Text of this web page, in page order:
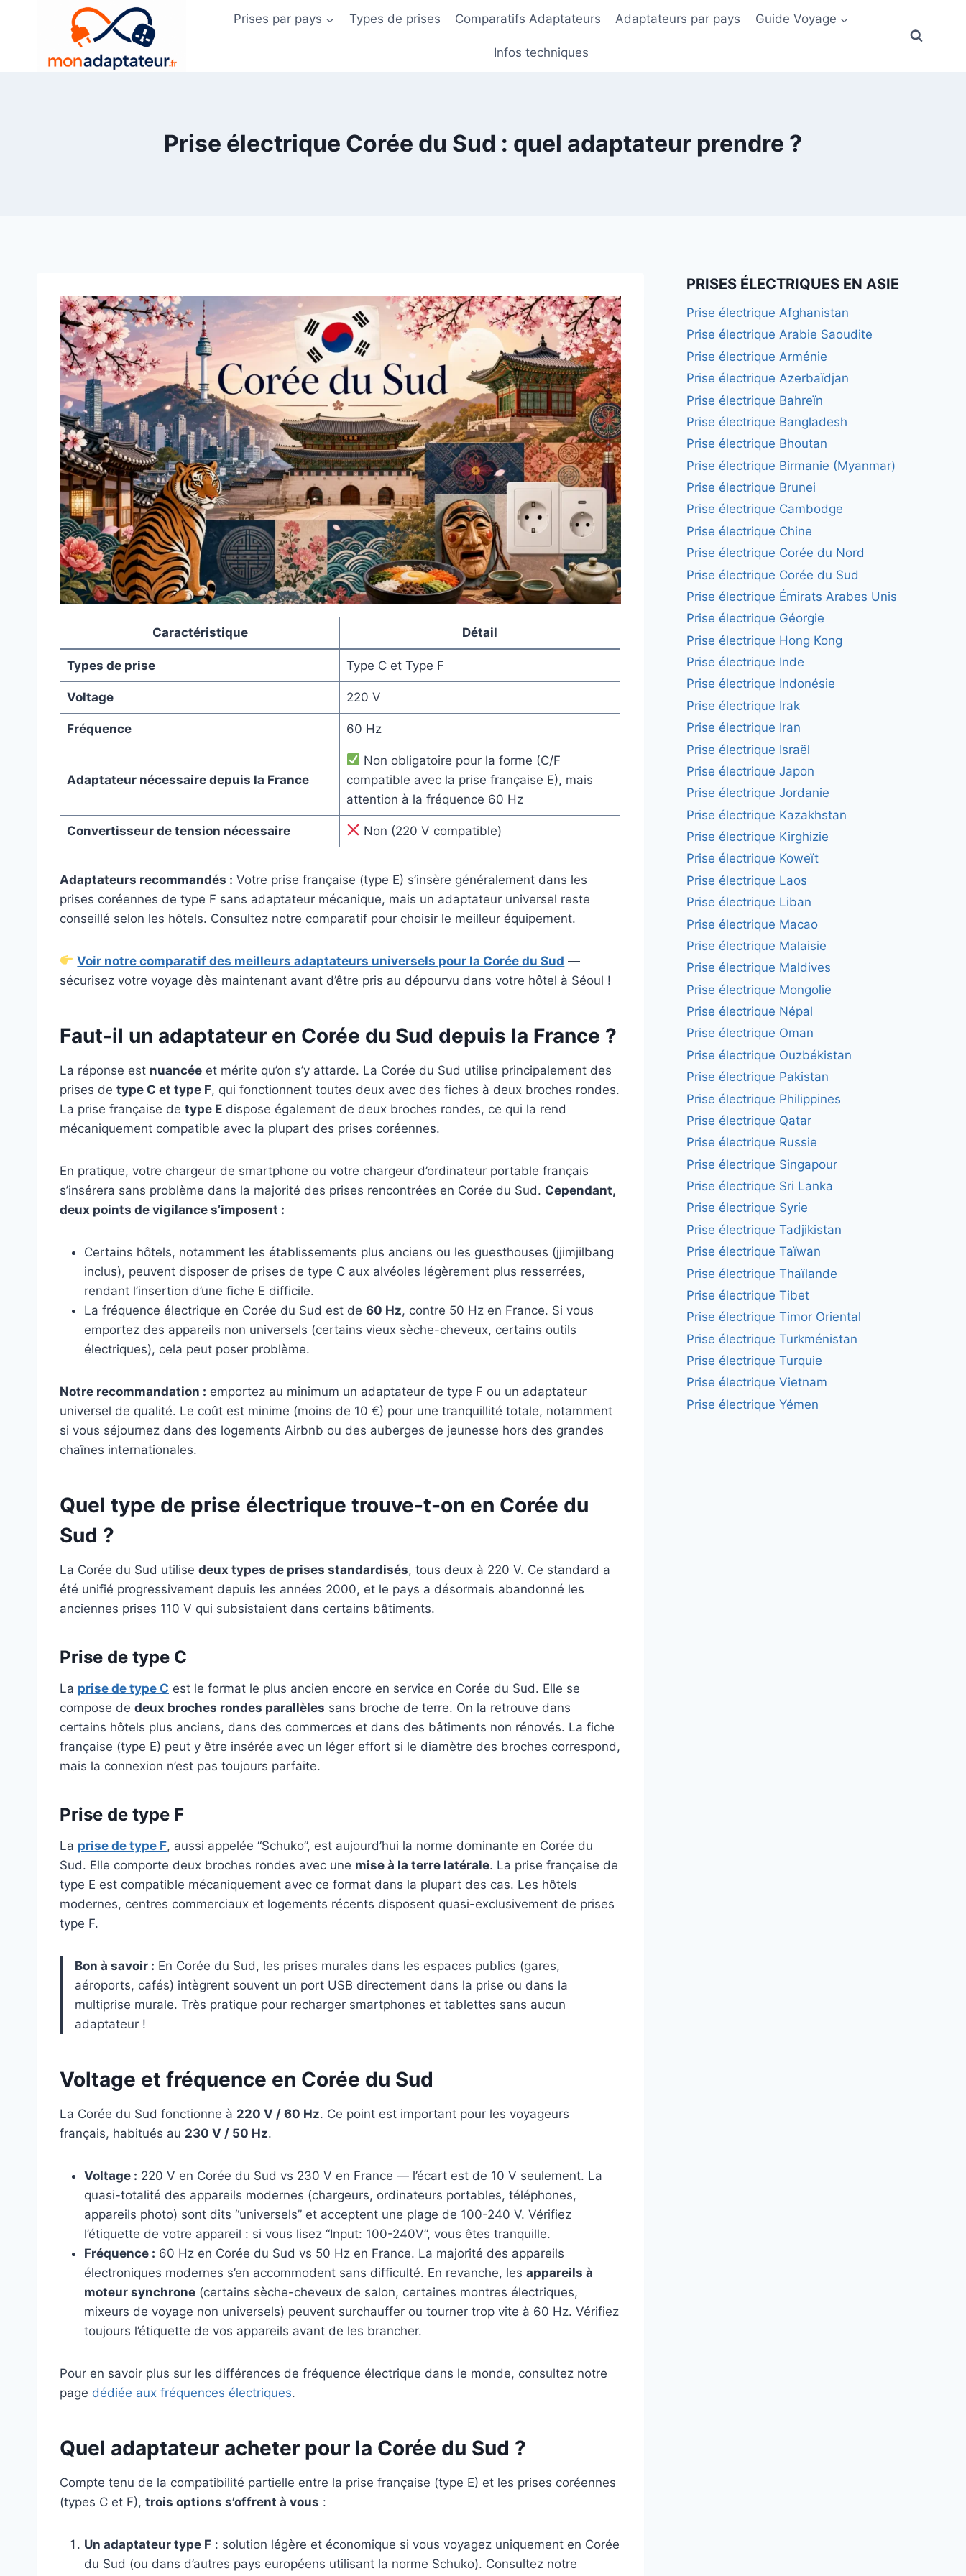
Prises par pays Types de prises Comparatifs Adaptateurs Adaptateurs par pays Guide Voyage
Infos techniques
Prise électrique Corée du Sud : quel adaptateur prendre ?
Caractéristique Détail
Types de prise Type C et Type F
Voltage 220 V
Fréquence 60 Hz
Adaptateur nécessaire depuis la France
Non obligatoire pour la forme (C/F
compatible avec la prise française E), mais
attention à la fréquence 60 Hz
Convertisseur de tension nécessaire Non (220 V compatible)
Adaptateurs recommandés : Votre prise française (type E) s’insère généralement dans les
prises coréennes de type F sans adaptateur mécanique, mais un adaptateur universel reste
conseillé selon les hôtels. Consultez notre comparatif pour choisir le meilleur équipement.
Voir notre comparatif des meilleurs adaptateurs universels pour la Corée du Sud —
sécurisez votre voyage dès maintenant avant d’être pris au dépourvu dans votre hôtel à Séoul !
Faut-il un adaptateur en Corée du Sud depuis la France ?
La réponse est nuancée et mérite qu’on s’y attarde. La Corée du Sud utilise principalement des
prises de type C et type F, qui fonctionnent toutes deux avec des fiches à deux broches rondes.
La prise française de type E dispose également de deux broches rondes, ce qui la rend
mécaniquement compatible avec la plupart des prises coréennes.
En pratique, votre chargeur de smartphone ou votre chargeur d’ordinateur portable français
s’insérera sans problème dans la majorité des prises rencontrées en Corée du Sud. Cependant,
deux points de vigilance s’imposent :
Certains hôtels, notamment les établissements plus anciens ou les guesthouses (jjimjilbang
inclus), peuvent disposer de prises de type C aux alvéoles légèrement plus resserrées,
rendant l’insertion d’une fiche E difficile.
La fréquence électrique en Corée du Sud est de 60 Hz, contre 50 Hz en France. Si vous
emportez des appareils non universels (certains vieux sèche-cheveux, certains outils
électriques), cela peut poser problème.
Notre recommandation : emportez au minimum un adaptateur de type F ou un adaptateur
universel de qualité. Le coût est minime (moins de 10 €) pour une tranquillité totale, notamment
si vous séjournez dans des logements Airbnb ou des auberges de jeunesse hors des grandes
chaînes internationales.
Quel type de prise électrique trouve-t-on en Corée du
Sud ?
La Corée du Sud utilise deux types de prises standardisés, tous deux à 220 V. Ce standard a
été unifié progressivement depuis les années 2000, et le pays a désormais abandonné les
anciennes prises 110 V qui subsistaient dans certains bâtiments.
Prise de type C
La prise de type C est le format le plus ancien encore en service en Corée du Sud. Elle se
compose de deux broches rondes parallèles sans broche de terre. On la retrouve dans
certains hôtels plus anciens, dans des commerces et dans des bâtiments non rénovés. La fiche
française (type E) peut y être insérée avec un léger effort si le diamètre des broches correspond,
mais la connexion n’est pas toujours parfaite.
Prise de type F
La prise de type F, aussi appelée “Schuko”, est aujourd’hui la norme dominante en Corée du
Sud. Elle comporte deux broches rondes avec une mise à la terre latérale. La prise française de
type E est compatible mécaniquement avec ce format dans la plupart des cas. Les hôtels
modernes, centres commerciaux et logements récents disposent quasi-exclusivement de prises
type F.
Bon à savoir : En Corée du Sud, les prises murales dans les espaces publics (gares,
aéroports, cafés) intègrent souvent un port USB directement dans la prise ou dans la
multiprise murale. Très pratique pour recharger smartphones et tablettes sans aucun
adaptateur !
Voltage et fréquence en Corée du Sud
La Corée du Sud fonctionne à 220 V / 60 Hz. Ce point est important pour les voyageurs
français, habitués au 230 V / 50 Hz.
Voltage : 220 V en Corée du Sud vs 230 V en France — l’écart est de 10 V seulement. La
quasi-totalité des appareils modernes (chargeurs, ordinateurs portables, téléphones,
appareils photo) sont dits “universels” et acceptent une plage de 100-240 V. Vérifiez
l’étiquette de votre appareil : si vous lisez “Input: 100-240V”, vous êtes tranquille.
Fréquence : 60 Hz en Corée du Sud vs 50 Hz en France. La majorité des appareils
électroniques modernes s’en accommodent sans difficulté. En revanche, les appareils à
moteur synchrone (certains sèche-cheveux de salon, certaines montres électriques,
mixeurs de voyage non universels) peuvent surchauffer ou tourner trop vite à 60 Hz. Vérifiez
toujours l’étiquette de vos appareils avant de les brancher.
Pour en savoir plus sur les différences de fréquence électrique dans le monde, consultez notre
page dédiée aux fréquences électriques.
Quel adaptateur acheter pour la Corée du Sud ?
Compte tenu de la compatibilité partielle entre la prise française (type E) et les prises coréennes
(types C et F), trois options s’offrent à vous :
Un adaptateur type F : solution légère et économique si vous voyagez uniquement en Corée
du Sud (ou dans d’autres pays européens utilisant la norme Schuko). Consultez notre
PRISES ÉLECTRIQUES EN ASIE
Prise électrique Afghanistan
Prise électrique Arabie Saoudite
Prise électrique Arménie
Prise électrique Azerbaïdjan
Prise électrique Bahreïn
Prise électrique Bangladesh
Prise électrique Bhoutan
Prise électrique Birmanie (Myanmar)
Prise électrique Brunei
Prise électrique Cambodge
Prise électrique Chine
Prise électrique Corée du Nord
Prise électrique Corée du Sud
Prise électrique Émirats Arabes Unis
Prise électrique Géorgie
Prise électrique Hong Kong
Prise électrique Inde
Prise électrique Indonésie
Prise électrique Irak
Prise électrique Iran
Prise électrique Israël
Prise électrique Japon
Prise électrique Jordanie
Prise électrique Kazakhstan
Prise électrique Kirghizie
Prise électrique Koweït
Prise électrique Laos
Prise électrique Liban
Prise électrique Macao
Prise électrique Malaisie
Prise électrique Maldives
Prise électrique Mongolie
Prise électrique Népal
Prise électrique Oman
Prise électrique Ouzbékistan
Prise électrique Pakistan
Prise électrique Philippines
Prise électrique Qatar
Prise électrique Russie
Prise électrique Singapour
Prise électrique Sri Lanka
Prise électrique Syrie
Prise électrique Tadjikistan
Prise électrique Taïwan
Prise électrique Thaïlande
Prise électrique Tibet
Prise électrique Timor Oriental
Prise électrique Turkménistan
Prise électrique Turquie
Prise électrique Vietnam
Prise électrique Yémen